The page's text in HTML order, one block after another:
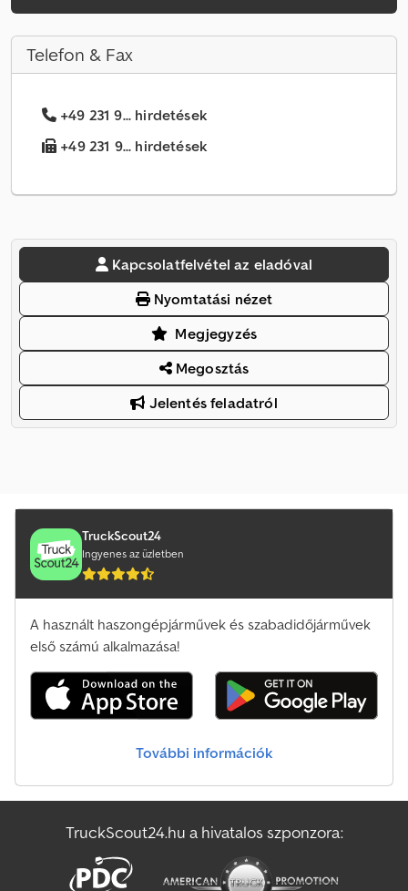
Telefon & Fax
+49 231 9... hirdetések
+49 231 9... hirdetések
Kapcsolatfelvétel az eladóval
Nyomtatási nézet
Megjegyzés
Megosztás
Jelentés feladatról
TruckScout24
Ingyenes az üzletben
A használt haszongépjárművek és szabadidőjárművek
első számú alkalmazása!
További információk
TruckScout24.hu a hivatalos szponzora: